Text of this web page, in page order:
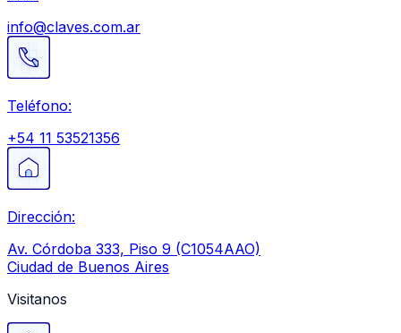
info@claves.com.ar
Teléfono:
+54 11 53521356
Dirección:
Av. Córdoba 333, Piso 9 (C1054AAO)
Ciudad de Buenos Aires
Visitanos